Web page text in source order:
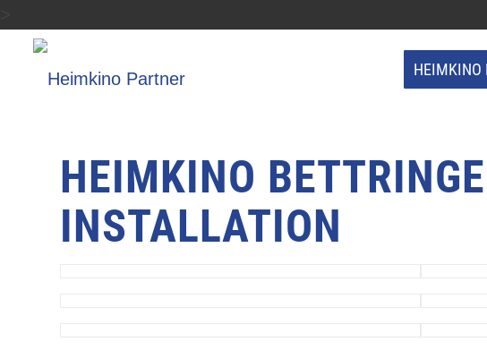
HEIMKINO
HEIMKINO
INSTALLATION